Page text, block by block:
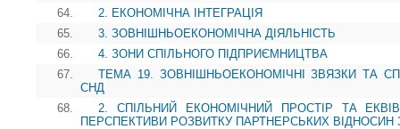
64.
2. ЕКОНОМІЧНА ІНТЕГРАЦІЯ
65.
3. ЗОВНІШНЬОЕКОНОМІЧНА ДІЯЛЬНІСТЬ
66.
4. ЗОНИ СПІЛЬНОГО ПІДПРИЄМНИЦТВА
67.
ТЕМА 19. ЗОВНІШНЬОЕКОНОМІЧНІ ЗВЯЗКИ ТА
СНД
68.
2. СПІЛЬНИЙ ЕКОНОМІЧНИЙ ПРОСТІР ТА
ПЕРСПЕКТИВИ РОЗВИТКУ ПАРТНЕРСЬКИХ ВІДНОСИН